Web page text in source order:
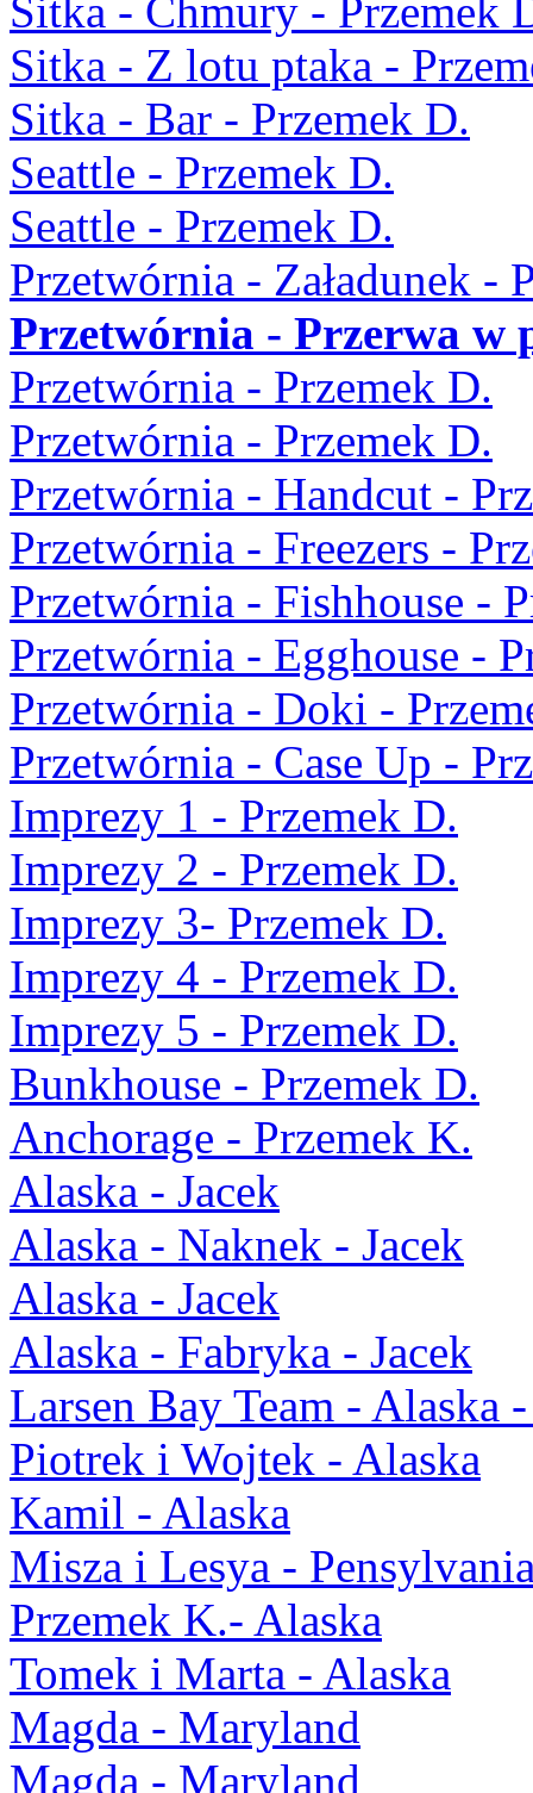
Sitka - Chmury - Przemek
Sitka - Z lotu ptaka -
Sitka - Bar - Przemek D.
Seattle - Przemek D.
Seattle - Przemek D.
Przetwórnia - Załadunek -
Przetwórnia - Przerwa w
Przetwórnia - Przemek D.
Przetwórnia - Przemek D.
Przetwórnia - Handcut -
Przetwórnia - Freezers -
Przetwórnia - Fishhouse -
Przetwórnia - Egghouse -
Przetwórnia - Doki -
Przetwórnia - Case Up -
Imprezy 1 - Przemek D.
Imprezy 2 - Przemek D.
Imprezy 3- Przemek D.
Imprezy 4 - Przemek D.
Imprezy 5 - Przemek D.
Bunkhouse - Przemek D.
Anchorage - Przemek K.
Alaska - Jacek
Alaska - Naknek - Jacek
Alaska - Jacek
Alaska - Fabryka - Jacek
Larsen Bay Team - Alaska
Piotrek i Wojtek - Alaska
Kamil - Alaska
Misza i Lesya -
Przemek K.- Alaska
Tomek i Marta - Alaska
Magda - Maryland
Magda - Maryland